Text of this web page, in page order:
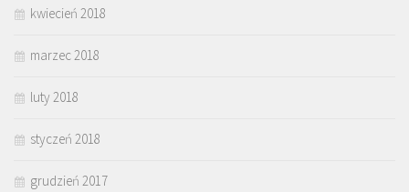
kwiecień 2018
marzec 2018
luty 2018
styczeń 2018
grudzień 2017